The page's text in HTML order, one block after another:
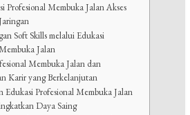
Profesional Membuka Jalan Akses
Soft Skills melalui Edukasi
Jalan
Membuka Jalan dan
Karir yang Berkelanjutan
Edukasi Profesional Membuka Jalan
Daya Saing